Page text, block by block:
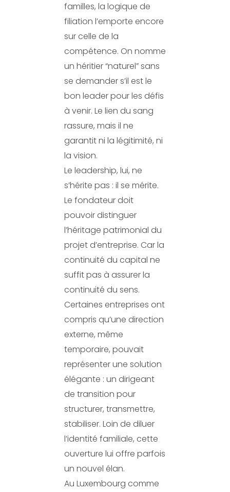
familles, la logique de
filiation l’emporte encore
sur celle de la
compétence. On nomme
un héritier “naturel” sans
se demander s’il est le
bon leader pour les défis
à venir. Le lien du sang
rassure, mais il ne
garantit ni la légitimité, ni
la vision.
Le leadership, lui, ne
s’hérite pas : il se mérite.
Le fondateur doit
pouvoir distinguer
l’héritage patrimonial du
projet d’entreprise. Car la
continuité du capital ne
suffit pas à assurer la
continuité du sens.
Certaines entreprises ont
compris qu’une direction
externe, même
temporaire, pouvait
représenter une solution
élégante : un dirigeant
de transition pour
structurer, transmettre,
stabiliser. Loin de diluer
l’identité familiale, cette
ouverture lui offre parfois
un nouvel élan.
Au Luxembourg comme